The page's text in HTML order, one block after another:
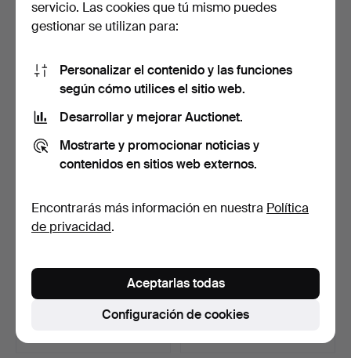
308. CARL MILLES.
«Chica con hojas caídas».
168.695 USD
seleccionado
369.VALENTIN
163.423 USD
Lote
seleccionado
573.MARTIN BARRÉ.
65-S-8, pintura acrílica y
g…
6299.CARTA
AUTÓGRAFA DE LINNEO A
C. G. LUDWIG, …
Vendido
servicio. Las cookies que tú mismo puedes
gestionar se utilizan para:
Personalizar el contenido y las funciones
según cómo utilices el sitio web.
Desarrollar y mejorar Auctionet.
Mostrarte y promocionar noticias y
contenidos en sitios web externos.
Encontrarás más información en nuestra Política
de privacidad.
Configuración de cookies
Aceptarlas todas